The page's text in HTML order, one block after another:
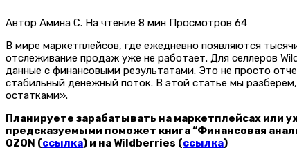
Автор Амина С. На чтение 8 мин Просмотров 64
В мире маркетплейсов, где ежедневно появляются
отслеживание продаж уже не работает. Для селлеров
данные с финансовыми результатами. Это не просто
стабильный денежный поток. В этой статье мы
остатками».
Планируете зарабатывать на маркетплейсах или
предсказуемыми поможет книга “Финансовая
OZON (ссылка) и на Wildberries (ссылка)